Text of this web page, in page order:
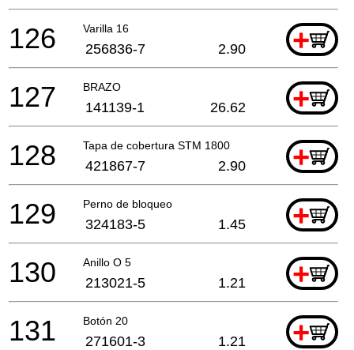
Varilla 16 +
126 256836-7 2.90
BRAZO +
127 141139-1 26.62
Tapa de cobertura STM 1800 +
128 421867-7 2.90
Perno de bloqueo +
129 324183-5 1.45
Anillo O 5 +
130 213021-5 1.21
Botón 20 +
131 271601-3 1.21